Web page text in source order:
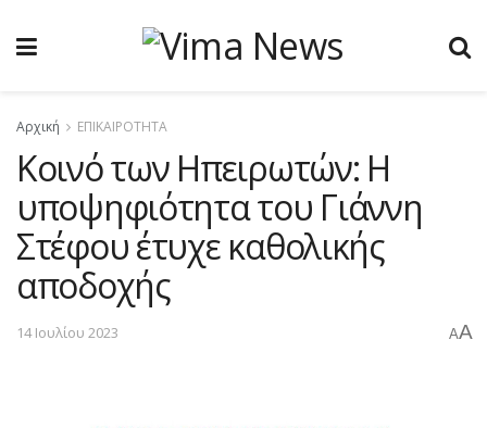
Αρχική ΕΠΙΚΑΙΡΟΤΗΤΑ
Κοινό των Ηπειρωτών: H
υποψηφιότητα του Γιάννη
Στέφου έτυχε καθολικής
αποδοχής
14 Ιουλίου 2023 AA